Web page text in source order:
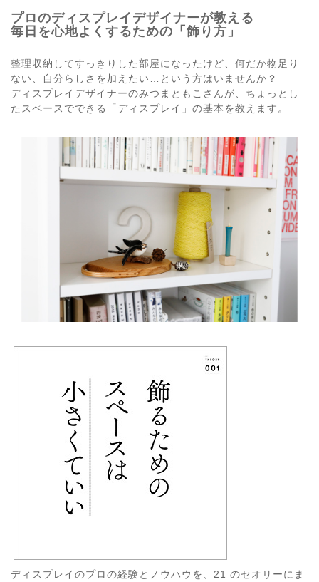
プロのディスプレイデザイナーが教える
毎日を心地よくするための「飾り方」
整理収納してすっきりした部屋になったけど、何だか物足り
ない、自分らしさを加えたい…という方はいませんか？
ディスプレイデザイナーのみつまともこさんが、ちょっとし
たスペースでできる「ディスプレイ」の基本を教えます。
ディスプレイのプロの経験とノウハウを、21 のセオリーにま